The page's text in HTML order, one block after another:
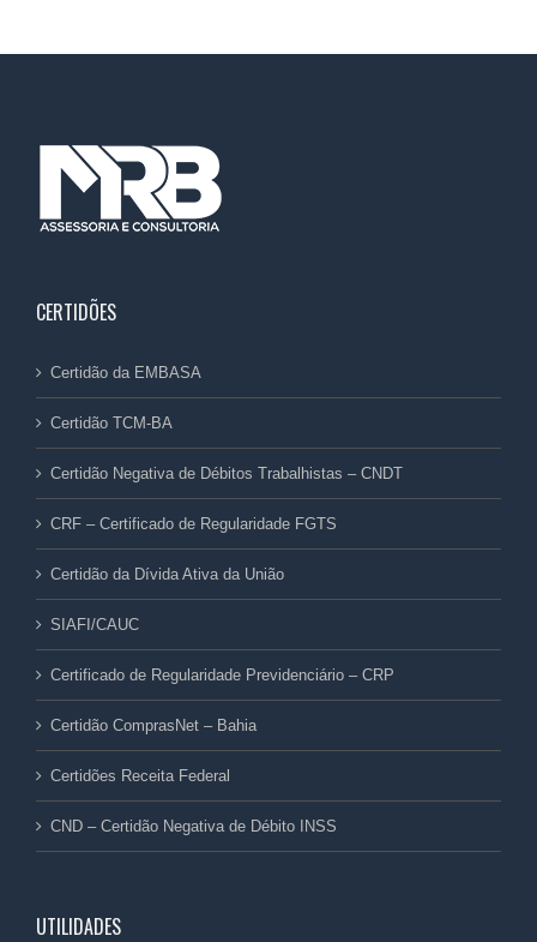
CERTIDÕES
Certidão da EMBASA
Certidão TCM-BA
Certidão Negativa de Débitos Trabalhistas – CNDT
CRF – Certificado de Regularidade FGTS
Certidão da Dívida Ativa da União
SIAFI/CAUC
Certificado de Regularidade Previdenciário – CRP
Certidão ComprasNet – Bahia
Certidões Receita Federal
CND – Certidão Negativa de Débito INSS
UTILIDADES